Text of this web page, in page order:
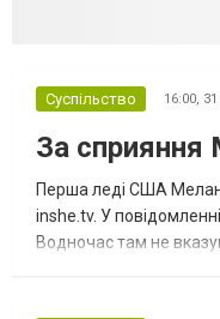
Суспільство 16:00,
За сприяння
Перша леді США
inshe.tv. У
Водночас там не